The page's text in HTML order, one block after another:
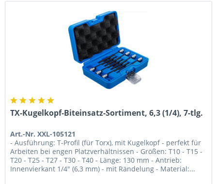
TX-Kugelkopf-Biteinsatz-Sortiment, 6,3 (1/4), 7-tlg.
Art.-Nr. XXL-105121
- Ausführung: T-Profil (für Torx), mit Kugelkopf - perfekt für
Arbeiten bei engen Platzverhältnissen - Größen: T10 - T15 -
T20 - T25 - T27 - T30 - T40 - Länge: 130 mm - Antrieb:
Innenvierkant 1/4" (6,3 mm) - mit Rändelung - Material:...